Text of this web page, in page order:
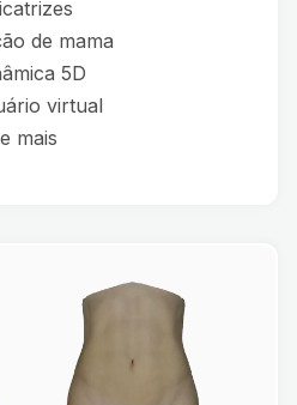
de mama
5D
virtual
e mais